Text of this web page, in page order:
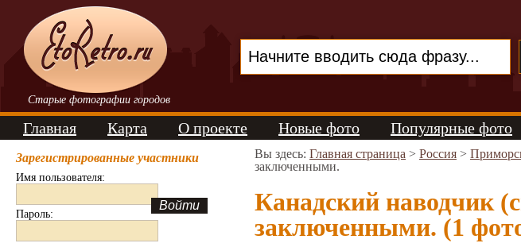
Старые фотографии городов
Главная Карта О проекте Новые фото Популярные фото
Зарегистрированные участники
Имя пользователя:
Пароль:
Вы здесь: Главная страница > Россия >
заключенными.
Канадский наводчик
заключенными. (1